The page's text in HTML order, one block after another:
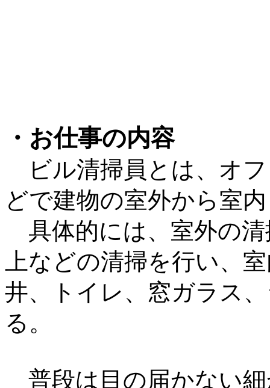
・お仕事の内容
ビル清掃員とは、オ
どで建物の室外から室
具体的には、室外の清
上などの清掃を行い、
井、トイレ、窓ガラス
る。
普段は目の届かない